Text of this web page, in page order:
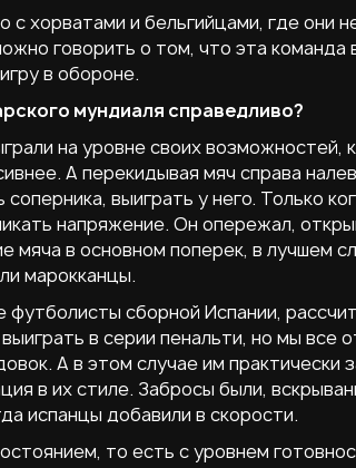
хорватами и бельгийцами, где они
говорить о том, что эта команда
в обороне.
мундиаля справедливо?
на уровне своих возможностей,
А перекидывая мяч справа
выиграть у него. Только
напряжение. Он опережал,
мяча в основном поперек, в лучшем
марокканцы.
сборной Испании,
в серии пенальти, но мы все
А в этом случае им практически
в их стиле. Забросы были,
испанцы добавили в скорости.
то есть с уровнем